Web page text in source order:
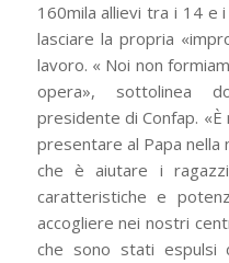
160mila allievi tra i 14 e
lasciare la propria
lavoro. « Noi non
opera», sottolinea
presidente di Confap.
presentare al Papa nella
che è aiutare i
caratteristiche e
accogliere nei nostri
che sono stati espulsi